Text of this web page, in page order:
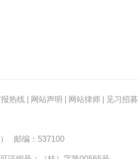
热线 网站声明 网站律师 见习招募
邮编：537100